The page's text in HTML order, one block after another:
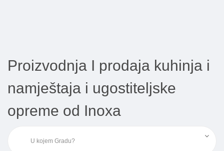
Proizvodnja I prodaja kuhinja i
namještaja i ugostiteljske
opreme od Inoxa